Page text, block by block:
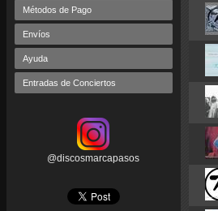
Métodos de Pago
Envíos
Ayuda
Entradas de Conciertos
@discosmarcapasos